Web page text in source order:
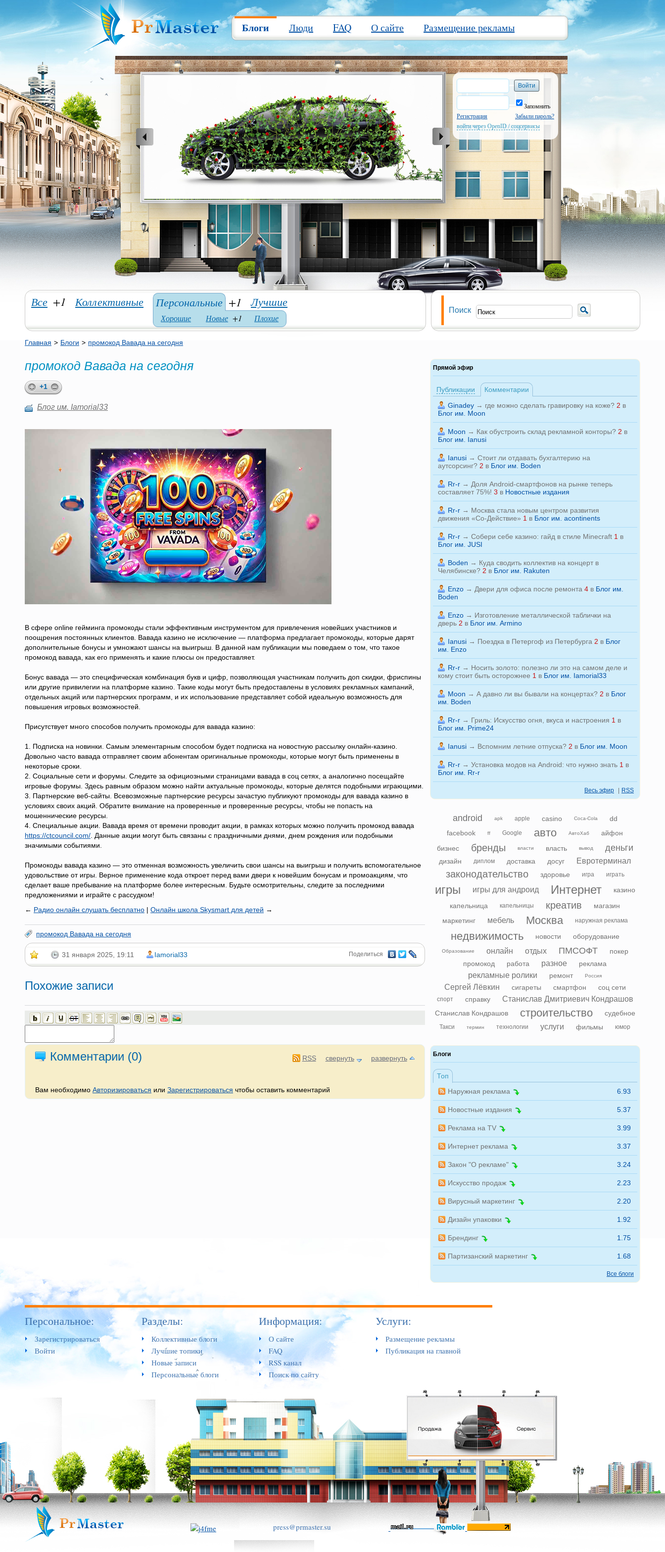
Блоги Люди FAQ О сайте Размещение рекламы
Запомнить
Регистрация
Забыли пароль?
войти через OpenID / соцсервисы
Все +1 Коллективные Персональные +1
Хорошие Новые +1 Плохие
Лучшие
Поиск
Главная > Блоги > промокод Вавада на сегодня
промокод Вавада на сегодня
+1
Блог им. Iamorial33
В сфере online гейминга промокоды стали эффективным инструментом для привлечения новейших участников и
поощрения постоянных клиентов. Вавада казино не исключение — платформа предлагает промокоды, которые дарят
дополнительные бонусы и умножают шансы на выигрыш. В данной нам публикации мы поведаем о том, что такое
промокод вавада, как его применять и какие плюсы он предоставляет.
Бонус вавада — это специфическая комбинация букв и цифр, позволяющая участникам получить доп скидки, фриспины
или другие привилегии на платформе казино. Такие коды могут быть предоставлены в условиях рекламных кампаний,
отдельных акций или партнерских программ, и их использование представляет собой идеальную возможность для
повышения игровых возможностей.
Присутствует много способов получить промокоды для вавада казино:
1. Подписка на новинки. Самым элементарным способом будет подписка на новостную рассылку онлайн-казино.
Довольно часто вавада отправляет своим абонентам оригинальные промокоды, которые могут быть применены в
некоторые сроки.
2. Социальные сети и форумы. Следите за официозными страницами вавада в соц сетях, а аналогично посещайте
игровые форумы. Здесь равным образом можно найти актуальные промокоды, которые делятся подобными играющими.
3. Партнерские веб-сайты. Всевозможные партнерские ресурсы зачастую публикуют промокоды для вавада казино в
условиях своих акций. Обратите внимание на проверенные и проверенные ресурсы, чтобы не попасть на
мошеннические ресурсы.
4. Специальные акции. Вавада время от времени проводит акции, в рамках которых можно получить промокод вавада
https://ctcouncil.com/ . Данные акции могут быть связаны с праздничными днями, днем рождения или подобными
значимыми событиями.
Промокоды вавада казино — это отменная возможность увеличить свои шансы на выигрыш и получить вспомогательное
удовольствие от игры. Верное применение кода откроет перед вами двери к новейшим бонусам и промоакциям, что
сделает ваше пребывание на платформе более интересным. Будьте осмотрительны, следите за последними
предложениями и играйте с рассудком!
← Радио онлайн слушать бесплатно | Онлайн школа Skysmart для детей →
промокод Вавада на сегодня
31 января 2025, 19:11 Iamorial33 Поделиться
Похожие записи
Комментарии (0) RSS свернуть развернуть
Вам необходимо Авторизироваться или Зарегистрироваться чтобы оставить комментарий
Прямой эфир
Публикации
Комментарии
Ginadey→ где можно сделать гравировку на коже? 2 в
Блог им. Moon
Moon → Как обустроить склад рекламной конторы? 2 в
Блог им. Ianusi
Ianusi→ Стоит ли отдавать бухгалтерию на
аутсорсинг? 2 в Блог им. Boden
Rr-r→ Доля Android-смартфонов на рынке теперь
составляет 75%! 3 в Новостные издания
Rr-r→ Москва стала новым центром развития
движения «Со-Действие» 1 в Блог им. acontinents
Rr-r→ Собери себе казино: гайд в стиле Minecraft 1 в
Блог им. JUSI
Boden → Куда сводить коллектив на концерт в
Челябинске? 2 в Блог им. Rakuten
Enzo→ Двери для офиса после ремонта 4в Блог им.
Boden
Enzo→ Изготовление металлической таблички на
дверь 2 в Блог им. Armino
Ianusi→ Поездка в Петергоф из Петербурга 2 в Блог
им. Enzo
Rr-r→ Носить золото: полезно ли это на самом деле и
кому стоит быть осторожнее 1 в Блог им. Iamorial33
Moon → А давно ли вы бывали на концертах? 2 в Блог
им. Boden
Rr-r→ Гриль: Искусство огня, вкуса и настроения 1 в
Блог им. Prime24
Ianusi→ Вспомним летние отпуска? 2 в Блог им. Moon
Rr-r→ Установка модов на Android: что нужно знать 1 в
Блог им. Rr-r
Весь эфир RSS
android apk apple casino Coca-Cola
dd
facebook
ff Google авто АвтоХаб
айфон
бизнес
бренды власти власть вывод деньги
дизайн диплом доставка досуг Евротерминал
законодательство здоровье игра играть
игры игры для андроид Интернет
казино
капельница
капельницы креатив
магазин
маркетинг
мебель Москва наружная реклама
недвижимость новости оборудование
Образование онлайн отдых ПМСОФТ
покер
промокод
работа разное реклама
рекламные ролики ремонт Россия
Сергей Лёвкин сигареты смартфон соц сети
спорт справку Станислав Дмитриевич Кондрашов
Станислав Кондрашов строительство судебное
Такси термин технологии услуги фильмы юмор
Блоги
Топ
Наружная реклама
6.93
Новостные издания 5.37
Реклама на TV 3.99
Интернет реклама 3.37
Закон "О рекламе" 3.24
Искусство продаж 2.23
Вирусный маркетинг 2.20
Дизайн упаковки 1.92
Брендинг 1.75
Партизанский маркетинг 1.68
Все блоги
Персональное:
Зарегистрироваться
Войти
Разделы:
Коллективные блоги
Лучшие топики
Новые записи
Персональные блоги
Информация:
О сайте
FAQ
RSS канал
Поиск по сайту
Услуги:
Размещение рекламы
Публикация на главной
press@prmaster.su